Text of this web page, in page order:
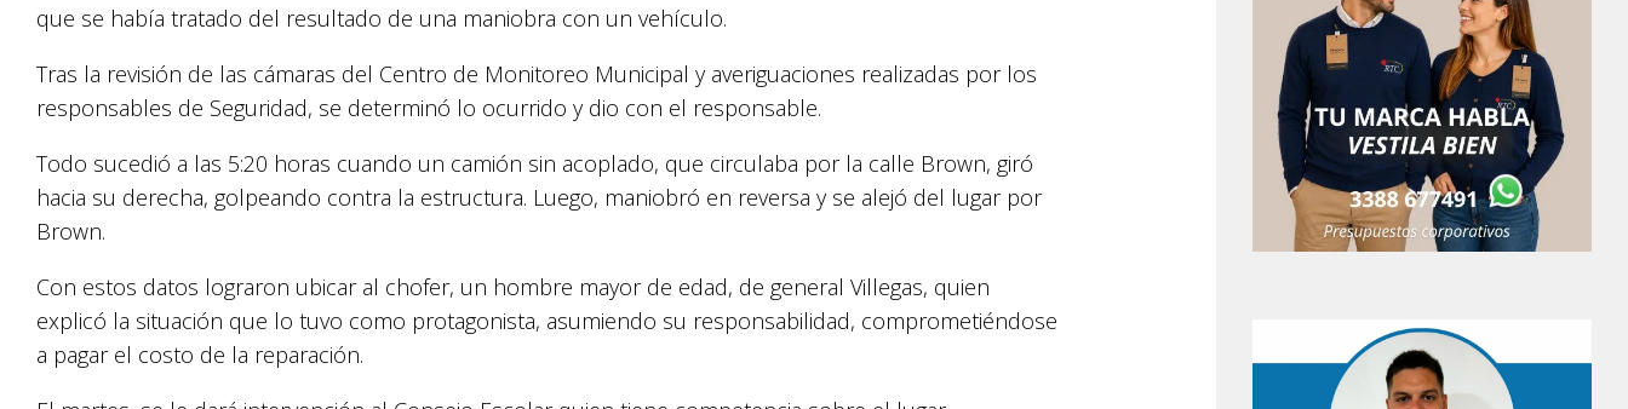
que se había tratado del resultado de una maniobra con un vehículo.
Tras la revisión de las cámaras del Centro de Monitoreo Municipal y averiguaciones realizadas por los
responsables de Seguridad, se determinó lo ocurrido y dio con el responsable.
Todo sucedió a las 5:20 horas cuando un camión sin acoplado, que circulaba por la calle Brown, giró
hacia su derecha, golpeando contra la estructura. Luego, maniobró en reversa y se alejó del lugar por
Brown.
Con estos datos lograron ubicar al chofer, un hombre mayor de edad, de general Villegas, quien
explicó la situación que lo tuvo como protagonista, asumiendo su responsabilidad, comprometiéndose
a pagar el costo de la reparación.